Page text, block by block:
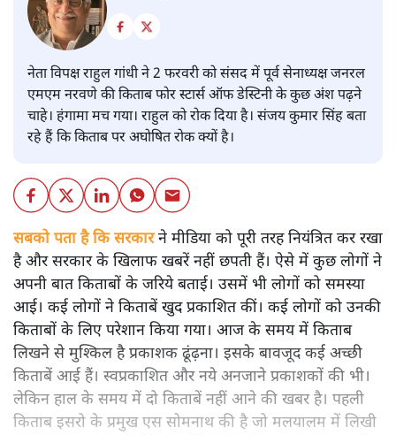
नेता विपक्ष राहुल गांधी ने 2 फरवरी को संसद में पूर्व सेनाध्यक्ष जनरल
एमएम नरवणे की किताब फोर स्टार्स ऑफ डेस्टिनी के कुछ अंश पढ़ने
चाहे। हंगामा मच गया। राहुल को रोक दिया है। संजय कुमार सिंह बता
रहे हैं कि किताब पर अघोषित रोक क्यों है।
सबको पता है कि सरकारने मीडिया को पूरी तरह नियंत्रित कर रखा
है और सरकार के खिलाफ खबरें नहीं छपती हैं। ऐसे में कुछ लोगों ने
अपनी बात किताबों के जरिये बताई। उसमें भी लोगों को समस्या
आई। कई लोगों ने किताबें खुद प्रकाशित कीं। कई लोगों को उनकी
किताबों के लिए परेशान किया गया। आज के समय में किताब
लिखने से मुश्किल है प्रकाशक ढूंढ़ना। इसके बावजूद कई अच्छी
किताबें आई हैं। स्वप्रकाशित और नये अनजाने प्रकाशकों की भी।
लेकिन हाल के समय में दो किताबें नहीं आने की खबर है। पहली
किताब इसरो के प्रमुख एस सोमनाथ की है जो मलयालम में लिखी